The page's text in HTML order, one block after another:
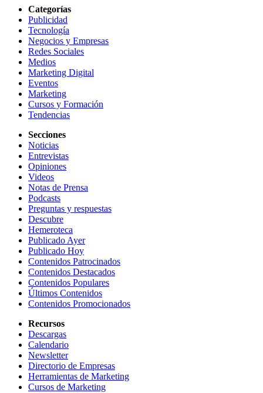
Categorías
Publicidad
Tecnología
Negocios y Empresas
Redes Sociales
Medios
Marketing Digital
Eventos
Marketing
Cursos y Formación
Tendencias
Secciones
Noticias
Entrevistas
Opiniones
Videos
Notas de Prensa
Podcasts
Preguntas y respuestas
Descubre
Hemeroteca
Publicado Ayer
Publicado Hoy
Contenidos Patrocinados
Contenidos Destacados
Contenidos Populares
Últimos Contenidos
Contenidos Promocionados
Recursos
Descargas
Calendario
Newsletter
Directorio de Empresas
Herramientas de Marketing
Cursos de Marketing